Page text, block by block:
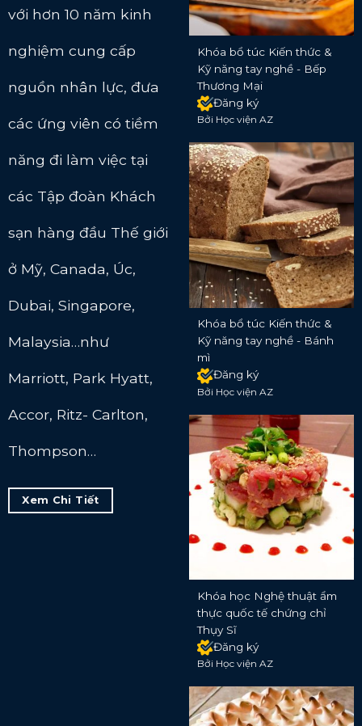
với hơn 10 năm kinh
nghiệm cung cấp
nguồn nhân lực, đưa
các ứng viên có tiềm
năng đi làm việc tại
các Tập đoàn Khách
sạn hàng đầu Thế giới
ở Mỹ, Canada, Úc,
Dubai, Singapore,
Malaysia…như
Marriott, Park Hyatt,
Accor, Ritz- Carlton,
Thompson…
Xem Chi Tiết
Khóa bổ túc Kiến thức &
Kỹ năng tay nghề - Bếp
Thương Mại
Đăng ký
Bởi Học viện AZ
Khóa bổ túc Kiến thức &
Kỹ năng tay nghề - Bánh
mì
Đăng ký
Bởi Học viện AZ
Khóa học Nghệ thuật ẩm
thực quốc tế chứng chỉ
Thụy Sĩ
Đăng ký
Bởi Học viện AZ